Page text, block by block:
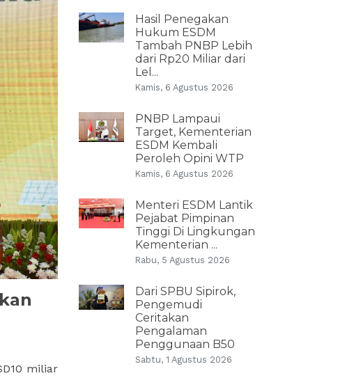
miliar
Hasil Penegakan
Hukum ESDM
Tambah PNBP Lebih
dari Rp20 Miliar dari
Lel...
Kamis, 6 Agustus 2026
PNBP Lampaui
Target, Kementerian
ESDM Kembali
Peroleh Opini WTP
Kamis, 6 Agustus 2026
Menteri ESDM Lantik
Pejabat Pimpinan
Tinggi Di Lingkungan
Kementerian ...
Rabu, 5 Agustus 2026
Dari SPBU Sipirok,
Pengemudi
Ceritakan
Pengalaman
Penggunaan B50
Sabtu, 1 Agustus 2026